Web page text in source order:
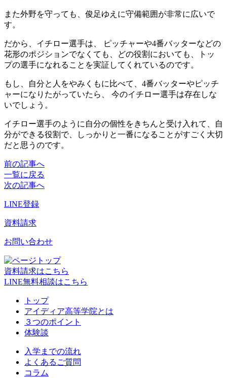
また外野を守っても、俊足ゆえに守備範囲が非常に広いで
す。
だから、イチロー選手は、 ピッチャーや4番バッターなどの
花形のポジションでなくても、どの役割においても、トッ
プの選手になれることを実証してくれているのです。
もし、自分と人をやみくもに比べて、4番バッターやピッチ
ャーになりたがっていたら、 今のイチロー選手は存在しな
いでしょう。
イチロー選手のように自分の個性をきちんと受け入れて、自
分ができる役割で、しっかりと一番になることがすごく大切
だと思うのです。
前の記事へ
一覧に戻る
次の記事へ
LINE登録
資料請求
お問い合わせ
資料請求はこちら
LINE無料相談はこちら
トップ
アイディア高等学院とは
３つのポイント
体験談
入学までの流れ
よくあるご質問
コラム